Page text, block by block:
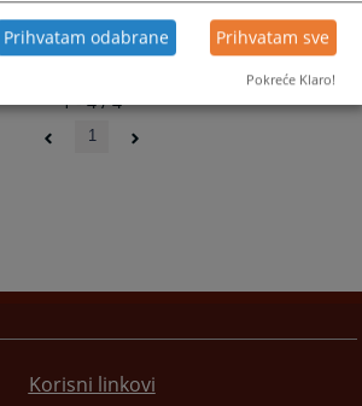
for
1 - 4 / 4
1
Korisni linkovi
Prihvatam odabrane Prihvatam sve
Pokreće Klaro!